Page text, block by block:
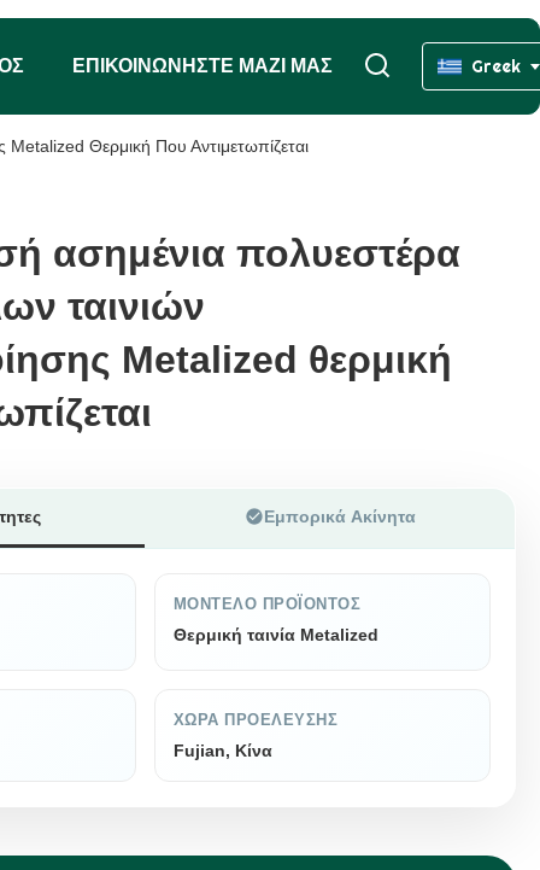
ΕΠΙΚΟΙΝΩΝΉΣΤΕ ΜΑΖΊ ΜΑΣ Greek
Θερμική Που Αντιμετωπίζεται
ασημένια πολυεστέρα
ταινιών
Metalized θερμική
ασημένια πολυεστέρα
ταινιών
Metalized θερμική
Εμπορικά Ακίνητα
ΜΟΝΤΈΛΟ ΠΡΟΪΌΝΤΟΣ
Θερμική ταινία Metalized
ΧΏΡΑ ΠΡΟΈΛΕΥΣΗΣ
Fujian, Κίνα